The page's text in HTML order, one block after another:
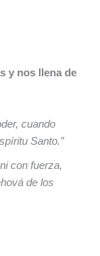
y nos llena de
cuando
Santo.”
con fuerza,
de los